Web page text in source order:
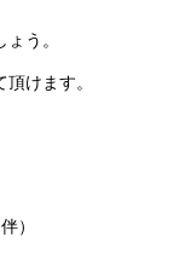
う。
けます。
）